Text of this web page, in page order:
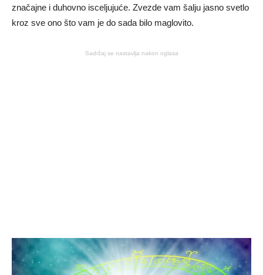
značajne i duhovno isceljujuće. Zvezde vam šalju jasno svetlo
kroz sve ono što vam je do sada bilo maglovito.
Sadržaj se nastavlja nakon oglasa